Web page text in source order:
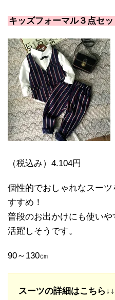
キッズフォーマル３点セッ
（税込み）4.104円
個性的でおしゃれなスー
すすめ！
普段のお出かけにも使い
活躍しそうです。
90～130㎝
スーツの詳細はこちら↓↓